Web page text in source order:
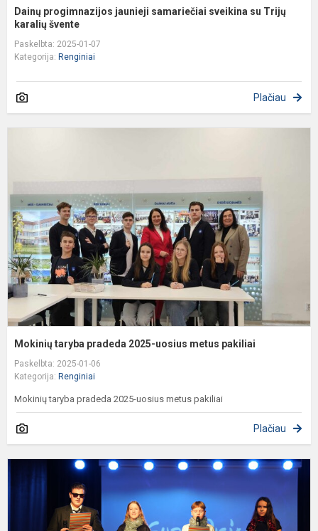
Dainų progimnazijos jaunieji samariečiai sveikina su Trijų
karalių švente
Paskelbta: 2025-01-07
Kategorija: Renginiai
Plačiau
Mokinių taryba pradeda 2025-uosius metus pakiliai
Paskelbta: 2025-01-06
Kategorija: Renginiai
Mokinių taryba pradeda 2025-uosius metus pakiliai
Plačiau